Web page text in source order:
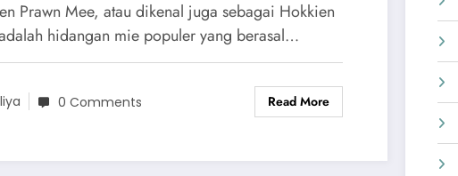
yang Mendalam
Prawn Mee, atau dikenal juga sebagai Hokkien
hidangan mie populer yang berasal…
0 Comments Read More